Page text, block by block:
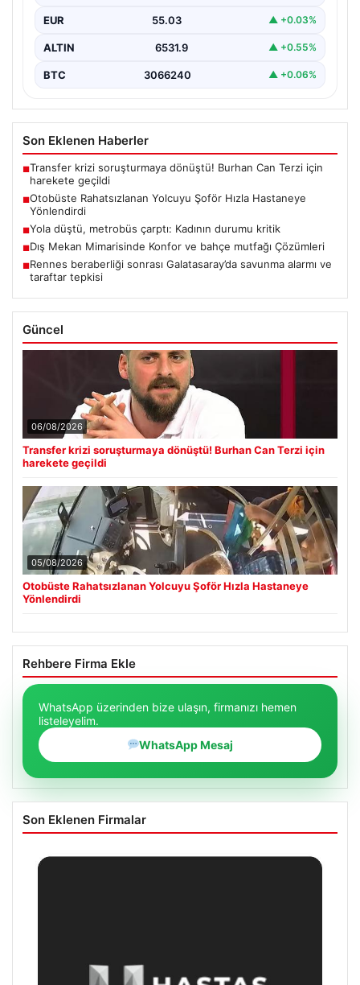
EUR 55.03 ▲ +0.03%
ALTIN 6531.9 ▲ +0.55%
BTC 3066240 ▲ +0.06%
Son Eklenen Haberler
■Transfer krizi soruşturmaya dönüştü! Burhan Can Terzi için
harekete geçildi
■Otobüste Rahatsızlanan Yolcuyu Şoför Hızla Hastaneye
Yönlendirdi
■Yola düştü, metrobüs çarptı: Kadının durumu kritik
■Dış Mekan Mimarisinde Konfor ve bahçe mutfağı Çözümleri
■Rennes beraberliği sonrası Galatasaray’da savunma alarmı ve
taraftar tepkisi
Güncel
06/08/2026
Transfer krizi soruşturmaya dönüştü! Burhan Can Terzi için
harekete geçildi
05/08/2026
Otobüste Rahatsızlanan Yolcuyu Şoför Hızla Hastaneye
Yönlendirdi
Rehbere Firma Ekle
WhatsApp üzerinden bize ulaşın, firmanızı hemen
listeleyelim.
WhatsApp Mesaj
Son Eklenen Firmalar